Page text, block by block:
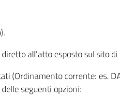
all'atto esposto sul sito
(Ordinamento corrente: es.
seguenti opzioni: